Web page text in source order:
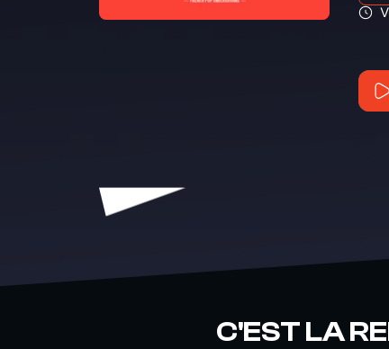
C'EST LA